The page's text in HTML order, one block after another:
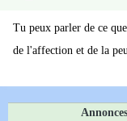
Tu peux parler de ce
de l'affection et de la
Annonces